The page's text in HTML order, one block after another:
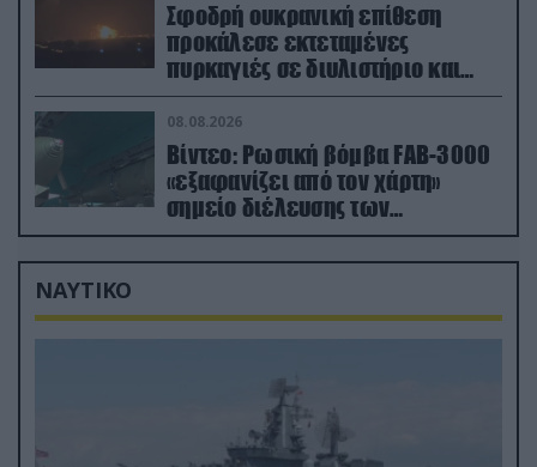
Σφοδρή ουκρανική επίθεση
προκάλεσε εκτεταμένες
πυρκαγιές σε διυλιστήριο και
υποδομές της ρωσικής Rosneft
(βίντεο)
08.08.2026
Βίντεο: Ρωσική βόμβα FAB-3000
«εξαφανίζει από τον χάρτη»
σημείο διέλευσης των
ουκρανικών δυνάμεων στην
Ζαπορίζια
ΝΑΥΤΙΚΟ